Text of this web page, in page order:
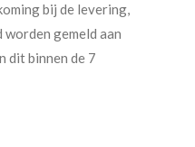
bij de levering,
gemeld aan
dit binnen de 7